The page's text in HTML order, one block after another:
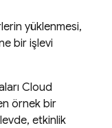
yüklenmesi,
bir işlevi
Cloud
örnek bir
etkinlik